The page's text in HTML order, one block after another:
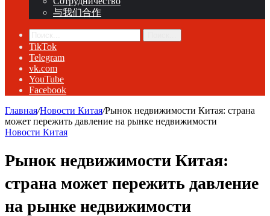
与我们合作
TikTok
Telegram
vk.com
YouTube
Facebook
Главная/Новости Китая/Рынок недвижимости Китая: страна
может пережить давление на рынке недвижимости
Новости Китая
Рынок недвижимости Китая:
страна может пережить давление
на рынке недвижимости